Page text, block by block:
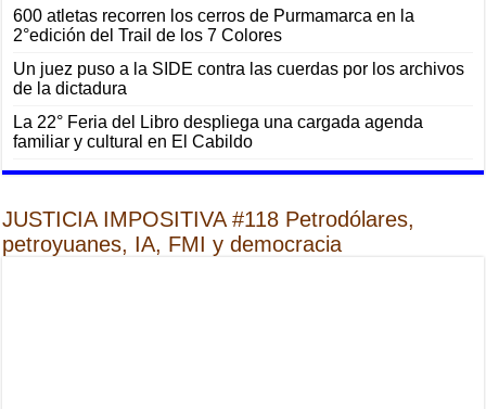
600 atletas recorren los cerros de Purmamarca en la
2°edición del Trail de los 7 Colores
Un juez puso a la SIDE contra las cuerdas por los archivos
de la dictadura
La 22° Feria del Libro despliega una cargada agenda
familiar y cultural en El Cabildo
JUSTICIA IMPOSITIVA #118 Petrodólares,
petroyuanes, IA, FMI y democracia